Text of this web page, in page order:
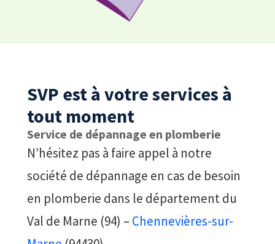
SVP est à votre services à
tout moment
Service de dépannage en plomberie
N’hésitez pas à faire appel à notre
société de dépannage en cas de besoin
en plomberie dans le département du
Val de Marne (94) – Chennevières-sur-